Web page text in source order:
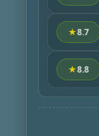
★8.7
★8.8